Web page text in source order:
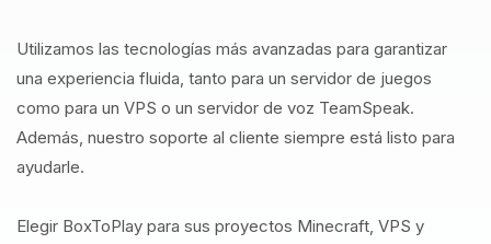
Utilizamos las tecnologías más avanzadas para garantizar
una experiencia fluida, tanto para un servidor de juegos
como para un VPS o un servidor de voz TeamSpeak.
Además, nuestro soporte al cliente siempre está listo para
ayudarle.
Elegir BoxToPlay para sus proyectos Minecraft, VPS y